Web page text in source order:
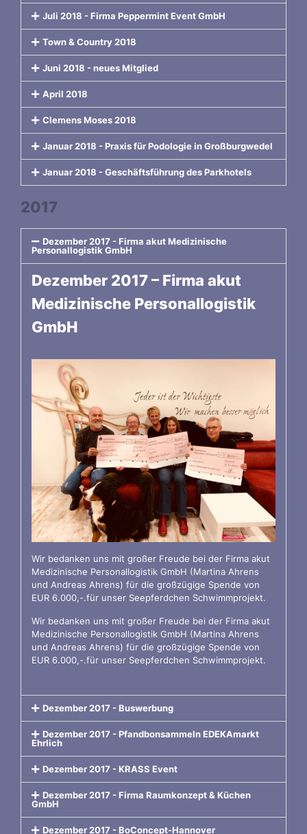
Juli 2018 - Firma Peppermint Event GmbH
Town & Country 2018
Juni 2018 - neues Mitglied
April 2018
Clemens Moses 2018
Januar 2018 - Praxis für Podologie in Großburgwedel
Januar 2018 - Geschäftsführung des Parkhotels
2017
Dezember 2017 - Firma akut Medizinische
Personallogistik GmbH
Dezember 2017 – Firma akut
Medizinische Personallogistik
GmbH
Wir bedanken uns mit großer Freude bei der Firma akut
Medizinische Personallogistik GmbH (Martina Ahrens
und Andreas Ahrens) für die großzügige Spende von
EUR 6.000,-.für unser Seepferdchen Schwimmprojekt.
Wir bedanken uns mit großer Freude bei der Firma akut
Medizinische Personallogistik GmbH (Martina Ahrens
und Andreas Ahrens) für die großzügige Spende von
EUR 6.000,-.für unser Seepferdchen Schwimmprojekt.
Dezember 2017 - Buswerbung
Dezember 2017 - Pfandbonsammeln EDEKAmarkt
Ehrlich
Dezember 2017 - KRASS Event
Dezember 2017 - Firma Raumkonzept & Küchen
GmbH
Dezember 2017 - BoConcept-Hannover